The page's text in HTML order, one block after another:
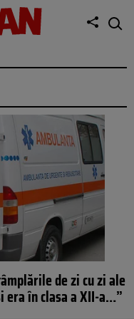
de zi cu zi ale
era în clasa a XII-a…”